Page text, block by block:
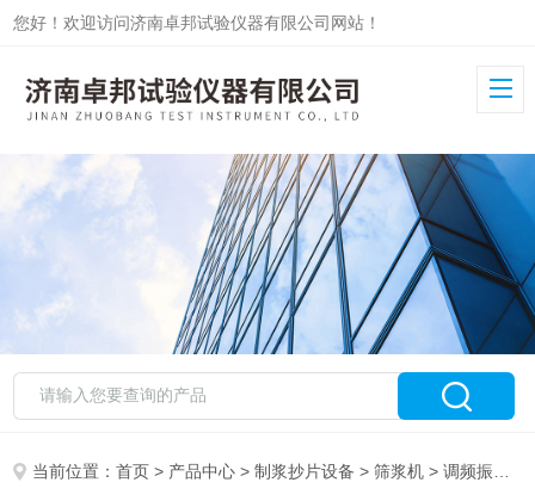
您好！欢迎访问济南卓邦试验仪器有限公司网站！
当前位置：首页 > 产品中心 >制浆抄片设备 >筛浆机 > 调频振动式筛浆设备ZB-PXJ-1